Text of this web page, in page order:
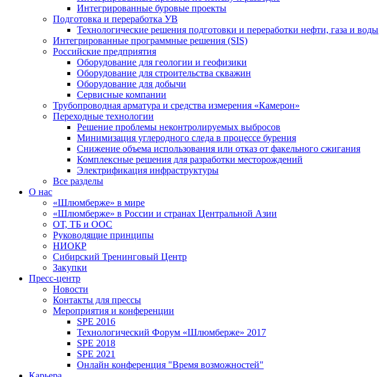
Интегрированные буровые проекты
Подготовка и переработка УВ
Технологические решения подготовки и переработки нефти, газа и воды
Интегрированные программные решения (SIS)
Российские предприятия
Оборудование для геологии и геофизики
Оборудование для строительства скважин
Оборудование для добычи
Сервисные компании
Трубопроводная арматура и средства измерения «Камерон»
Переходные технологии
Решение проблемы неконтролируемых выбросов
Минимизация углеродного следа в процессе бурения
Снижение объема использования или отказ от факельного сжигания
Комплексные решения для разработки месторождений
Электрификация инфраструктуры
Все разделы
О нас
«Шлюмберже» в мире
«Шлюмберже» в России и странах Центральной Азии
ОТ, ТБ и ООС
Руководящие принципы
НИОКР
Сибирский Тренинговый Центр
Закупки
Пресс-центр
Новости
Контакты для прессы
Мероприятия и конференции
SPE 2016
Технологический Форум «Шлюмберже» 2017
SPE 2018
SPE 2021
Онлайн конференция "Время возможностей"